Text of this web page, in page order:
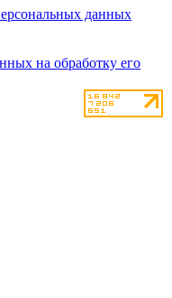
данных
на обработку его